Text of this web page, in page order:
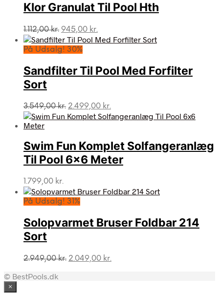
Klor Granulat Til Pool Hth
1.112,00kr. Den
oprindelige
pris
1.112,00 kr..
945,00 kr.
aktuelle
945,00 kr..
På Udsalg! 30%
Sandfilter Til Pool Med Forfilter
Sort
3.549,00kr. Den
oprindelige
3.549,00 kr..
2.499,00 kr.
aktuelle
2.499,00 kr..
Swim Fun Komplet Solfangeranlæg
Til Pool 6×6 Meter
1.799,00 kr.
På Udsalg! 31%
Solopvarmet Bruser Foldbar 214
Sort
2.949,00kr. Den
2.049,00 kr.
© BestPools.dk
×